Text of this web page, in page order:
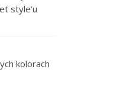
style’u
kolorach